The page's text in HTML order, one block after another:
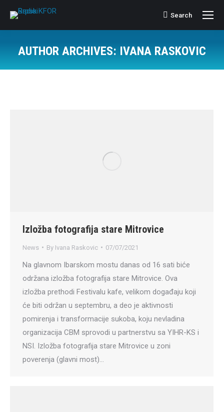
Search:
Search
AUTHOR ARCHIVES: IVANA RASKOVIC
Izložba fotografija stare Mitrovice
News By Ivana Raskovic 07/07/2021
Na glavnom Ibarskom mostu danas od 16 sati biće
održana izložba fotografija stare Mitrovice. Ova
izložba prethodi Festivalu kafe, velikom događaju koji
će biti održan u septembru, a deo je aktivnosti
pomirenja i transformacije sukoba, koju nevladina
organizacija CBM sprovodi u partnerstvu sa YIHR-KS i
NSI. Izložba fotografija stare Mitrovice u zoni
poverenja (glavni most)…